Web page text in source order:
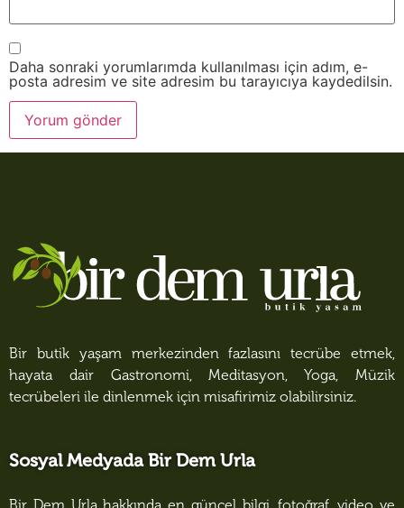
Daha sonraki yorumlarımda kullanılması için adım, e-
posta adresim ve site adresim bu tarayıcıya kaydedilsin.
Bir butik yaşam merkezinden fazlasını tecrübe etmek,
hayata dair Gastronomi, Meditasyon, Yoga, Müzik
tecrübeleri ile dinlenmek için misafirimiz olabilirsiniz.
Sosyal Medyada Bir Dem Urla